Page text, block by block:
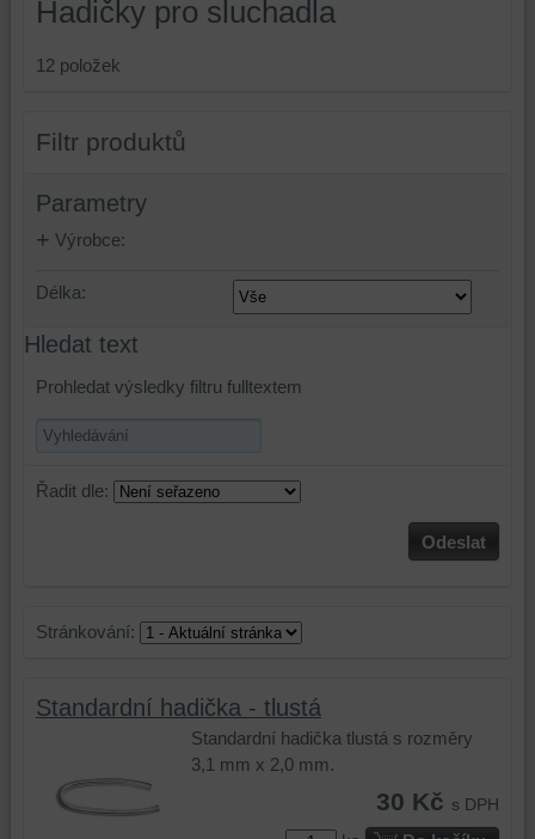
Hadičky pro sluchadla
12 položek
Filtr produktů
Parametry
Výrobce:
Délka:
Hledat text
Prohledat výsledky filtru fulltextem
Řadit dle:
Odeslat
Stránkování:
Standardní hadička - tlustá
Standardní hadička tlustá s rozměry
3,1 mm x 2,0 mm.
30 Kč s DPH